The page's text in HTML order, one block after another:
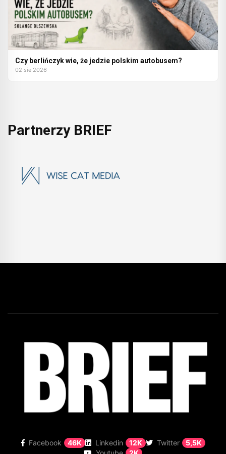
Czy berlińczyk wie, że jedzie polskim autobusem?
02 sie 2026
Partnerzy BRIEF
Facebook 46K Linkedin 12K Twitter
5,5K